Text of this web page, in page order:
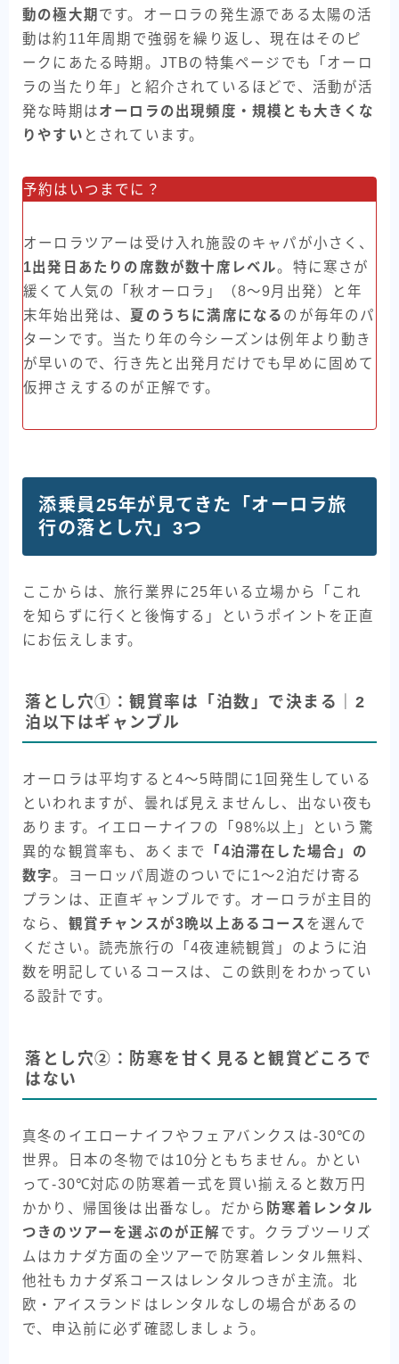
動の極大期 です。オーロラの発生源である太陽の活
動は約11年周期で強弱を繰り返し、現在はそのピ
ークにあたる時期。JTBの特集ページでも「オーロ
ラの当たり年」と紹介されているほどで、活動が活
発な時期はオーロラの出現頻度・規模とも大きくな
りやすい とされています。
予約はいつまでに？
オーロラツアーは受け入れ施設のキャパが小さく、
1出発日あたりの席数が数十席レベル。特に寒さが
緩くて人気の「秋オーロラ」（8〜9月出発）と年
末年始出発は、夏のうちに満席になる のが毎年のパ
ターンです。当たり年の今シーズンは例年より動き
が早いので、行き先と出発月だけでも早めに固めて
仮押さえするのが正解です。
添乗員25年が見てきた「オーロラ旅
行の落とし穴」3つ
ここからは、旅行業界に25年いる立場から「これ
を知らずに行くと後悔する」というポイントを正直
にお伝えします。
落とし穴①：観賞率は「泊数」で決まる｜2
泊以下はギャンブル
オーロラは平均すると4〜5時間に1回発生している
といわれますが、曇れば見えませんし、出ない夜も
あります。イエローナイフの「98%以上」という驚
異的な観賞率も、あくまで
「4泊滞在した場合」の
数字。ヨーロッパ周遊のついでに1〜2泊だけ寄る
プランは、正直ギャンブルです。オーロラが主目的
なら、 観賞チャンスが3晩以上あるコース を選んで
ください。読売旅行の「4夜連続観賞」のように泊
数を明記しているコースは、この鉄則をわかってい
る設計です。
落とし穴②：防寒を甘く見ると観賞どころで
はない
真冬のイエローナイフやフェアバンクスは-30℃の
世界。日本の冬物では10分ともちません。かとい
って-30℃対応の防寒着一式を買い揃えると数万円
かかり、帰国後は出番なし。だから 防寒着レンタル
つきのツアーを選ぶのが正解 です。クラブツーリズ
ムはカナダ方面の全ツアーで防寒着レンタル無料、
他社もカナダ系コースはレンタルつきが主流。北
欧・アイスランドはレンタルなしの場合があるの
で、申込前に必ず確認しましょう。